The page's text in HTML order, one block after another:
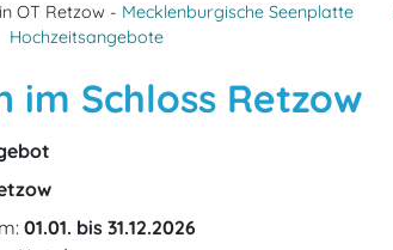
OT Retzow - Mecklenburgische Seenplatte
Hochzeitsangebote
im Schloss Retzow
01.01. bis 31.12.2026